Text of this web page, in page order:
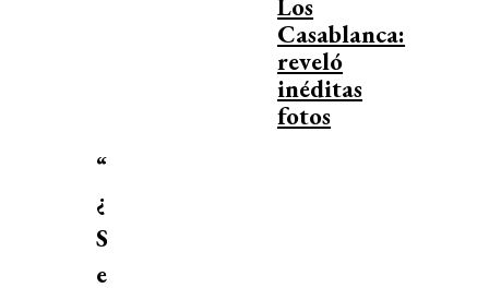
Los
Casablanca:
reveló
inéditas
fotos
“
¿
S
e